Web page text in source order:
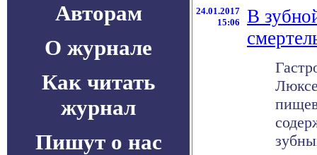
Авторам
О журнале
Как читать
журнал
Пишут о нас
24.01.2017
15:06
В